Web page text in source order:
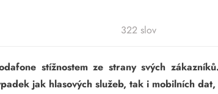
322 slov
stížnostem ze strany svých
jak hlasových služeb, tak i mobilních